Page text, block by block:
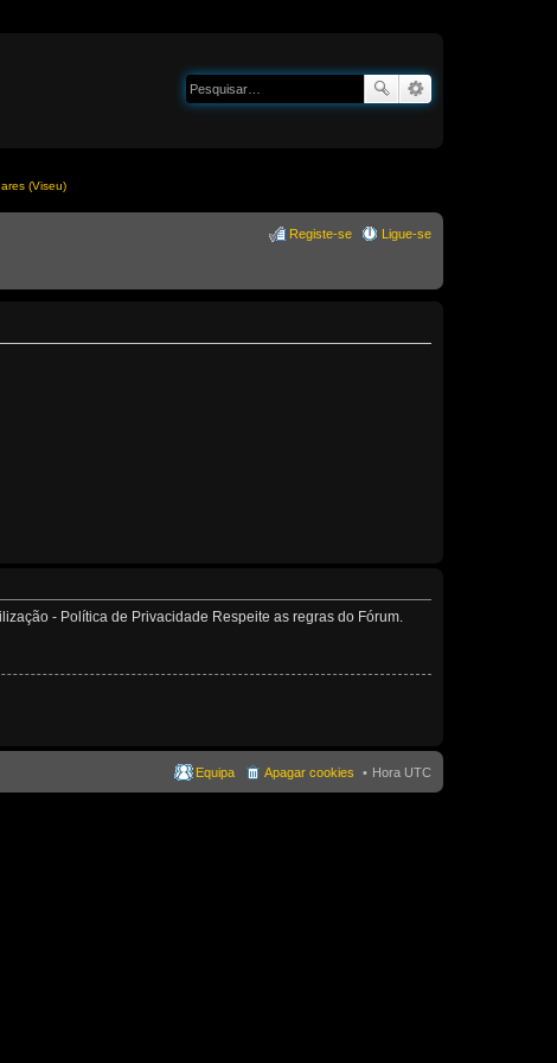
(Viseu)
Ligue-se
Registe-se
- Política de Privacidade Respeite as regras do Fórum.
Hora UTC
Apagar cookies
Equipa